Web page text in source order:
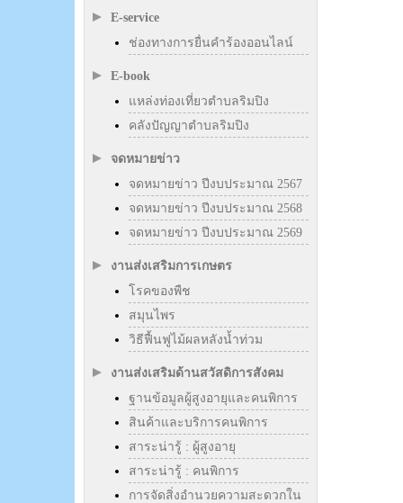
E-service
ช่องทางการยื่นคำร้องออนไลน์
E-book
แหล่งท่องเที่ยวตำบลริมปิง
คลังปัญญาตำบลริมปิง
จดหมายข่าว
จดหมายข่าว ปีงบประมาณ 2567
จดหมายข่าว ปีงบประมาณ 2568
จดหมายข่าว ปีงบประมาณ 2569
งานส่งเสริมการเกษตร
โรคของพืช
สมุนไพร
วิธีฟื้นฟูไม้ผลหลังน้ำท่วม
งานส่งเสริมด้านสวัสดิการสังคม
ฐานข้อมูลผู้สูงอายุและคนพิการ
สินค้าและบริการคนพิการ
สาระน่ารู้ : ผู้สูงอายุ
สาระน่ารู้ : คนพิการ
การจัดสิ่งอำนวยความสะดวกใน